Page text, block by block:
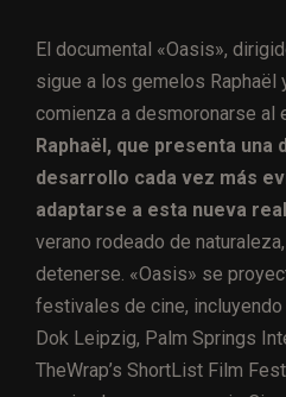
El documental «Oasis»,
sigue a los gemelos Raphaël
comienza a desmoronarse al
Raphaël, que presenta una
desarrollo cada vez más
adaptarse a esta nueva
verano rodeado de
detenerse. «Oasis» se
festivales de cine, incluyendo
Dok Leipzig, Palm Springs
TheWrap’s ShortList Film